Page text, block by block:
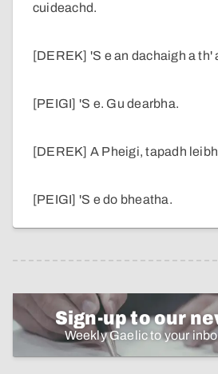
cuideachd.
[DEREK] 'S e an dachaigh a th'
[PEIGI] 'S e. Gu dearbha.
[DEREK] A Pheigi, tapadh leibh
[PEIGI] 'S e do bheatha.
Sign-up to our
Weekly Gaelic to your